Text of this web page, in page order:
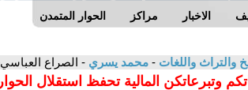
الحوار المتمدن مراكز الاخبار
والتراث واللغات - محمد يسري - الصراع العباسي-
وتبرعاتكن المالية تحفظ استقلال